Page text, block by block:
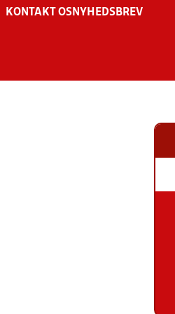
KONTAKT OS NYHEDSBREV